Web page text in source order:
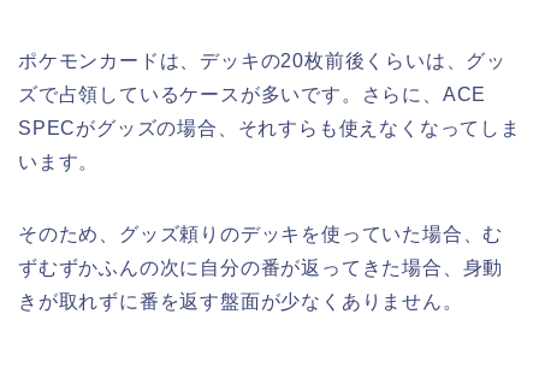
ポケモンカードは、デッキの20枚前後くらいは、グッ
ズで占領しているケースが多いです。さらに、ACE
SPECがグッズの場合、それすらも使えなくなってしま
います。
そのため、グッズ頼りのデッキを使っていた場合、む
ずむずかふんの次に自分の番が返ってきた場合、身動
きが取れずに番を返す盤面が少なくありません。